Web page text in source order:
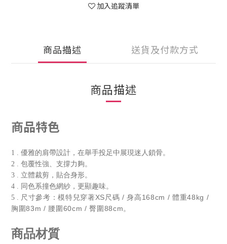
加入追蹤清單
商品描述 送貨及付款方式
商品描述
商品特色
1 . 優雅的肩帶設計，在舉手投足中展現迷人鎖骨。
2 . 包覆性強、支撐力夠。
3 . 立體裁剪，貼合身形。
4 . 同色系撞色網紗，更顯趣味。
5 . 尺寸參考：模特兒穿著XS尺碼 / 身高168cm / 體重48kg /
胸圍83m / 腰圍60cm / 臀圍88cm。
商品材質